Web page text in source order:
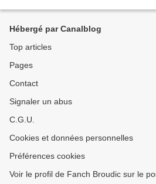
Hébergé par Canalblog
Top articles
Pages
Contact
Signaler un abus
C.G.U.
Cookies et données personnelles
Préférences cookies
Voir le profil de Fanch Broudic sur le